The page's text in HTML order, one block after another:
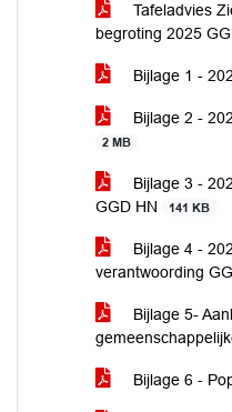
Tafeladvies
begroting 2025
Bijlage 1 -
Bijlage 2 -
2 MB
Bijlage 3 -
GGD HN
141 KB
Bijlage 4 -
verantwoording
Bijlage 5-
Bijlage 6 -